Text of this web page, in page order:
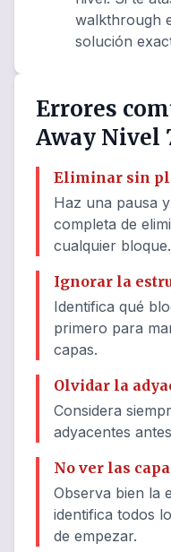
walkthrough
solución
Errores
Away Nivel
Eliminar sin
Haz una pausa
completa de
cualquier bloque.
Ignorar la
Identifica qué
primero para
capas.
Olvidar la
Considera
adyacentes
No ver las
Observa bien la
identifica todos
de empezar.